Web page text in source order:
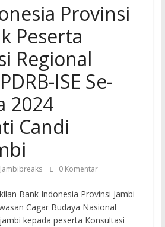
Provinsi
Peserta
Regional
ISE Se-
2024
Candi
Jambibreaks 0 Komentar
Bank Indonesia Provinsi Jambi
Cagar Budaya Nasional
kepada peserta Konsultasi